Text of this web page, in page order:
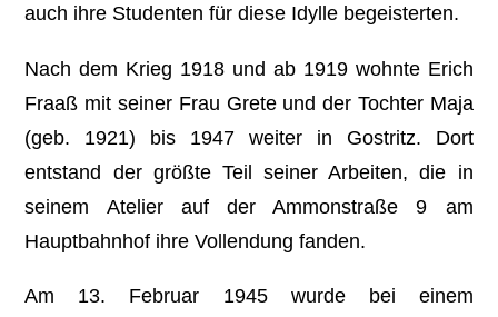
auch ihre Studenten für diese Idylle begeisterten.
Nach dem Krieg 1918 und ab 1919 wohnte Erich
Fraaß mit seiner Frau Grete und der Tochter Maja
(geb. 1921) bis 1947 weiter in Gostritz. Dort
entstand der größte Teil seiner Arbeiten, die in
seinem Atelier auf der Ammonstraße 9 am
Hauptbahnhof ihre Vollendung fanden.
Am 13. Februar 1945 wurde bei einem